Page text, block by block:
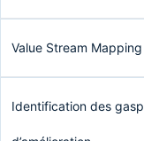
Value Stream Mapping
Identification des